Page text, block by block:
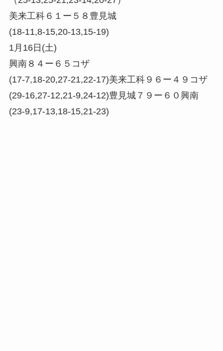
美来工科６１ー５８豊見城
(18-11,8-15,20-13,15-19)
1月16日(土)
興南８４ー６５コザ
(17-7,18-20,27-21,22-17)美来工科９６ー４９コザ
(29-16,27-12,21-9,24-12)豊見城７９ー６０興南
(23-9,17-13,18-15,21-23)